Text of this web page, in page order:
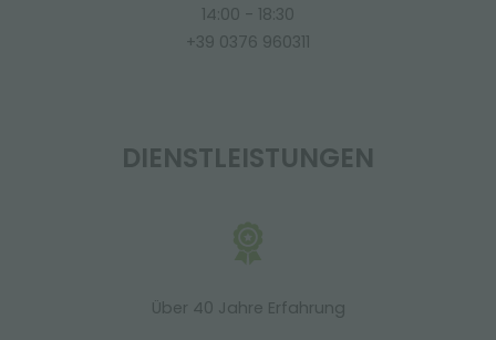
14:00 - 18:30
+39 0376 960311
DIENSTLEISTUNGEN
Über 40 Jahre Erfahrung